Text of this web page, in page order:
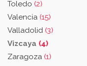
Toledo (2)
Valencia (15)
Valladolid (3)
Vizcaya (4)
Zaragoza (1)